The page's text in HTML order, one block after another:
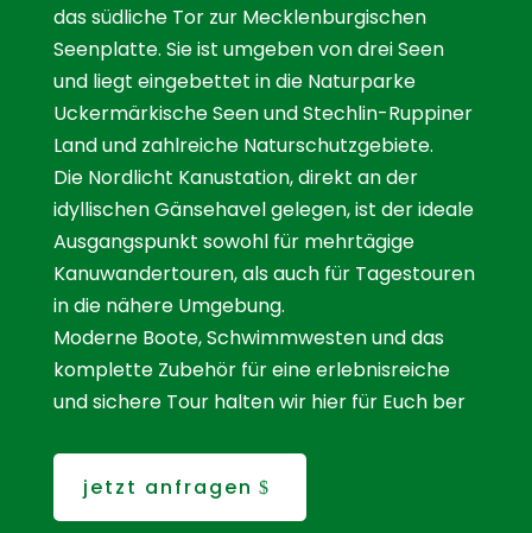
das südliche Tor zur Mecklenburgischen
Seenplatte. Sie ist umgeben von drei Seen
und liegt eingebettet in die Naturparke
Uckermärkische Seen und Stechlin-Ruppiner
Land und zahlreiche Naturschutzgebiete.
Die Nordlicht Kanustation, direkt an der
idyllischen Gänsehavel gelegen, ist der ideale
Ausgangspunkt sowohl für mehrtägige
Kanuwandertouren, als auch für Tagestouren
in die nähere Umgebung.
Moderne Boote, Schwimmwesten und das
komplette Zubehör für eine erlebnisreiche
und sichere Tour halten wir hier für Euch ber
jetzt anfragen